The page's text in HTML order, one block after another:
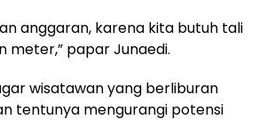
anggaran, karena kita butuh tali
meter,” papar Junaedi.
wisatawan yang berliburan
tentunya mengurangi potensi